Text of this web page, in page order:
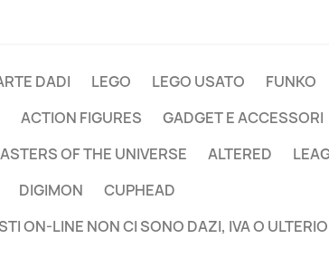
DADI LEGO LEGO USATO FUNKO
ACTION FIGURES
GADGET E ACCESSORI
OF THE UNIVERSE
ALTERED
DIGIMON
CUPHEAD
ON-LINE NON CI SONO DAZI, IVA O